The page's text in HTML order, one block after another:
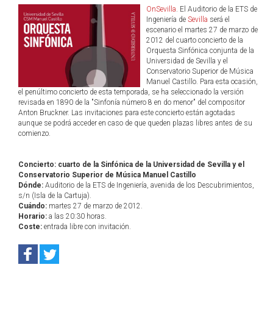
OnSevilla. El Auditorio de la ETS de
Ingeniería de Sevilla será el
escenario el martes 27 de marzo de
2012 del cuarto concierto de la
Orquesta Sinfónica conjunta de la
Universidad de Sevilla y el
Conservatorio Superior de Música
Manuel Castillo. Para esta ocasión,
el penúltimo concierto de esta temporada, se ha seleccionado la versión
revisada en 1890 de la "Sinfonía número 8 en do menor" del compositor
Anton Bruckner. Las invitaciones para este concierto están agotadas
aunque se podrá acceder en caso de que queden plazas libres antes de su
comienzo.
Concierto: cuarto de la Sinfónica de la Universidad de Sevilla y el
Conservatorio Superior de Música Manuel Castillo
Dónde: Auditorio de la ETS de Ingeniería, avenida de los Descubrimientos,
s/n (Isla de la Cartuja).
Cuándo: martes 27 de marzo de 2012.
Horario: a las 20:30 horas.
Coste: entrada libre con invitación.